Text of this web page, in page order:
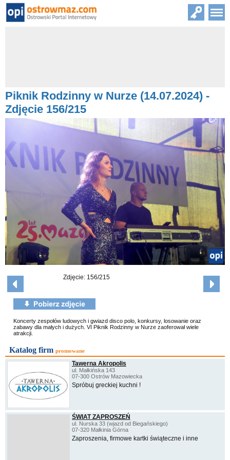
Piknik Rodzinny w Nurze (14.07.2024) -
Zdjęcie 156/215
Zdjęcie: 156/215
Koncerty zespołów ludowych i gwiazd disco polo, konkursy, losowanie oraz
zabawy dla małych i dużych. VI Piknik Rodzinny w Nurze zaoferował wiele
atrakcji.
Katalog firm promowane
Tawerna Akropolis
ul. Małkińska 143
07-300 Ostrów Mazowiecka
Spróbuj greckiej kuchni !
ŚWIAT ZAPROSZEŃ
ul. Nurska 33 (wjazd od Biegańskiego)
07-320 Małkinia Górna
Zaproszenia, firmowe kartki świąteczne i inne